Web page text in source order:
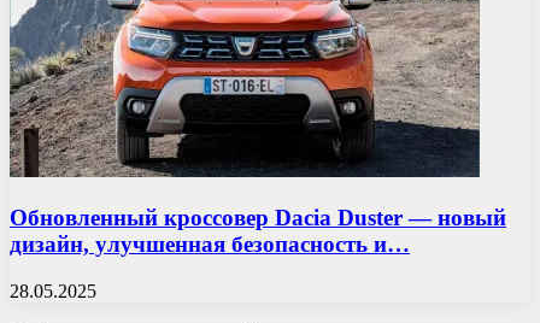
Обновленный кроссовер Dacia Duster — новый
дизайн, улучшенная безопасность и…
28.05.2025